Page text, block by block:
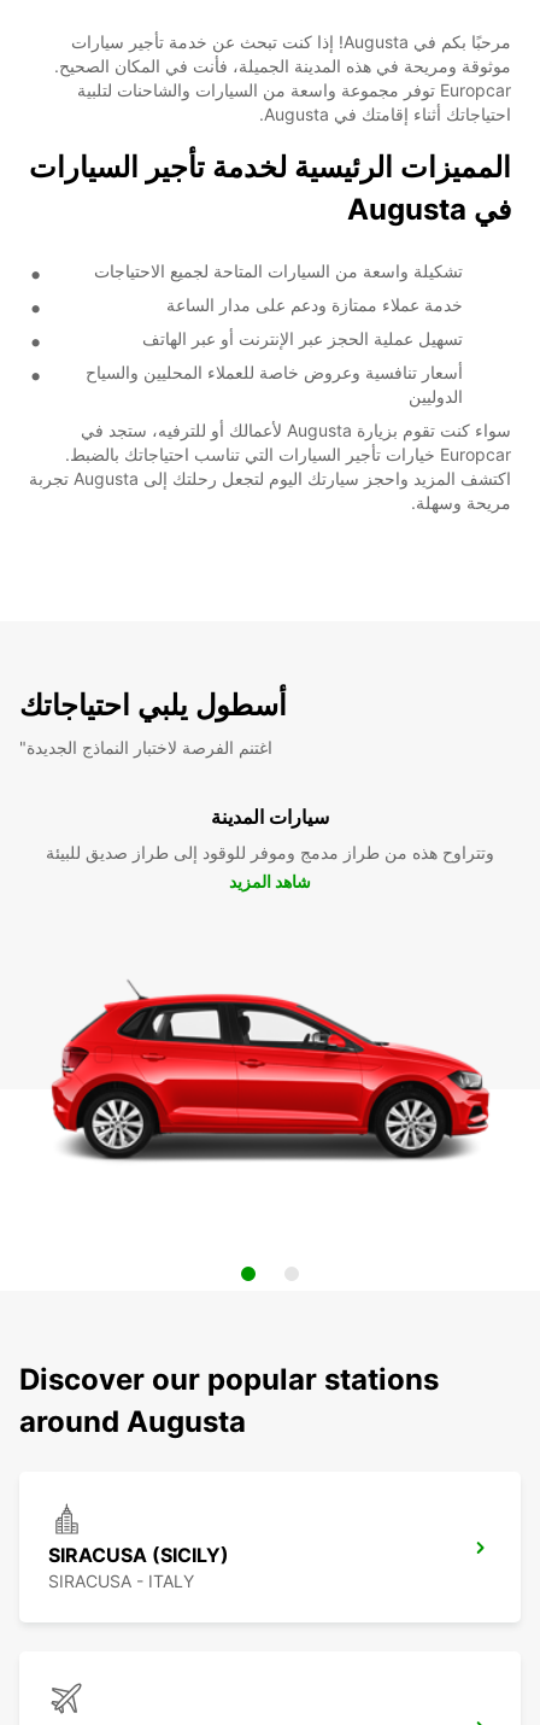
مرحبًا بكم في Augusta! إذا كنت تبحث عن خدمة تأجير سيارات
موثوقة ومريحة في هذه المدينة الجميلة، فأنت في المكان الصحيح.
Europcar توفر مجموعة واسعة من السيارات والشاحنات لتلبية
احتياجاتك أثناء إقامتك في Augusta.
المميزات الرئيسية لخدمة تأجير السيارات
في Augusta
تشكيلة واسعة من السيارات المتاحة لجميع الاحتياجات
خدمة عملاء ممتازة ودعم على مدار الساعة
تسهيل عملية الحجز عبر الإنترنت أو عبر الهاتف
أسعار تنافسية وعروض خاصة للعملاء المحليين والسياح
الدوليين
سواء كنت تقوم بزيارة Augusta لأعمالك أو للترفيه، ستجد في
Europcar خيارات تأجير السيارات التي تناسب احتياجاتك بالضبط.
اكتشف المزيد واحجز سيارتك اليوم لتجعل رحلتك إلى Augusta تجربة
مريحة وسهلة.
أسطول يلبي احتياجاتك
"اغتنم الفرصة لاختبار النماذج الجديدة
سيارات المدينة
وتتراوح هذه من طراز مدمج وموفر للوقود إلى طراز صديق للبيئة
شاهد المزيد
Discover our popular stations
around Augusta
SIRACUSA (SICILY)
SIRACUSA - ITALY